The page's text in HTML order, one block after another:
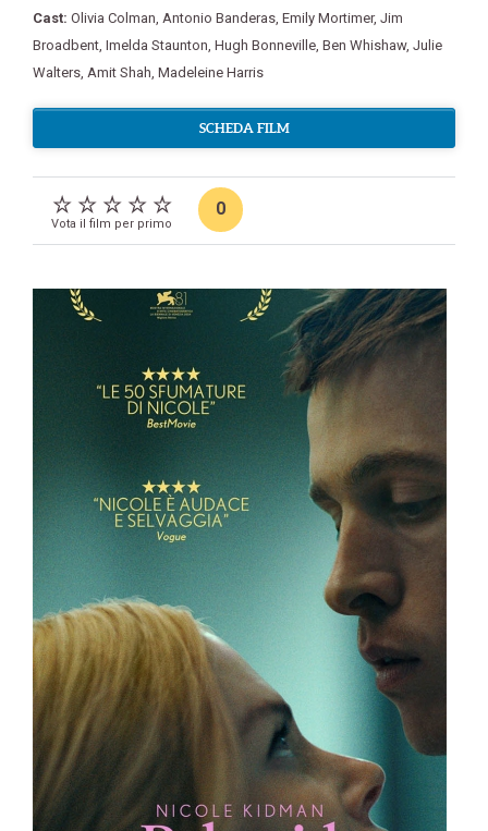
Cast: Olivia Colman, Antonio Banderas, Emily Mortimer, Jim
Broadbent, Imelda Staunton, Hugh Bonneville, Ben Whishaw, Julie
Walters, Amit Shah, Madeleine Harris
SCHEDA FILM
Vota il film per primo
0